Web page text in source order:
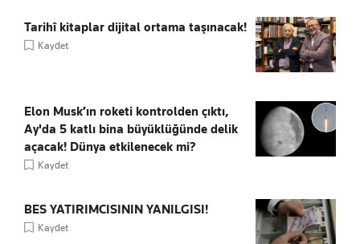
Tarihî kitaplar dijital ortama taşınacak!
Kaydet
Elon Musk’ın roketi kontrolden çıktı,
Ay'da 5 katlı bina büyüklüğünde delik
açacak! Dünya etkilenecek mi?
Kaydet
BES YATIRIMCISININ YANILGISI!
Kaydet